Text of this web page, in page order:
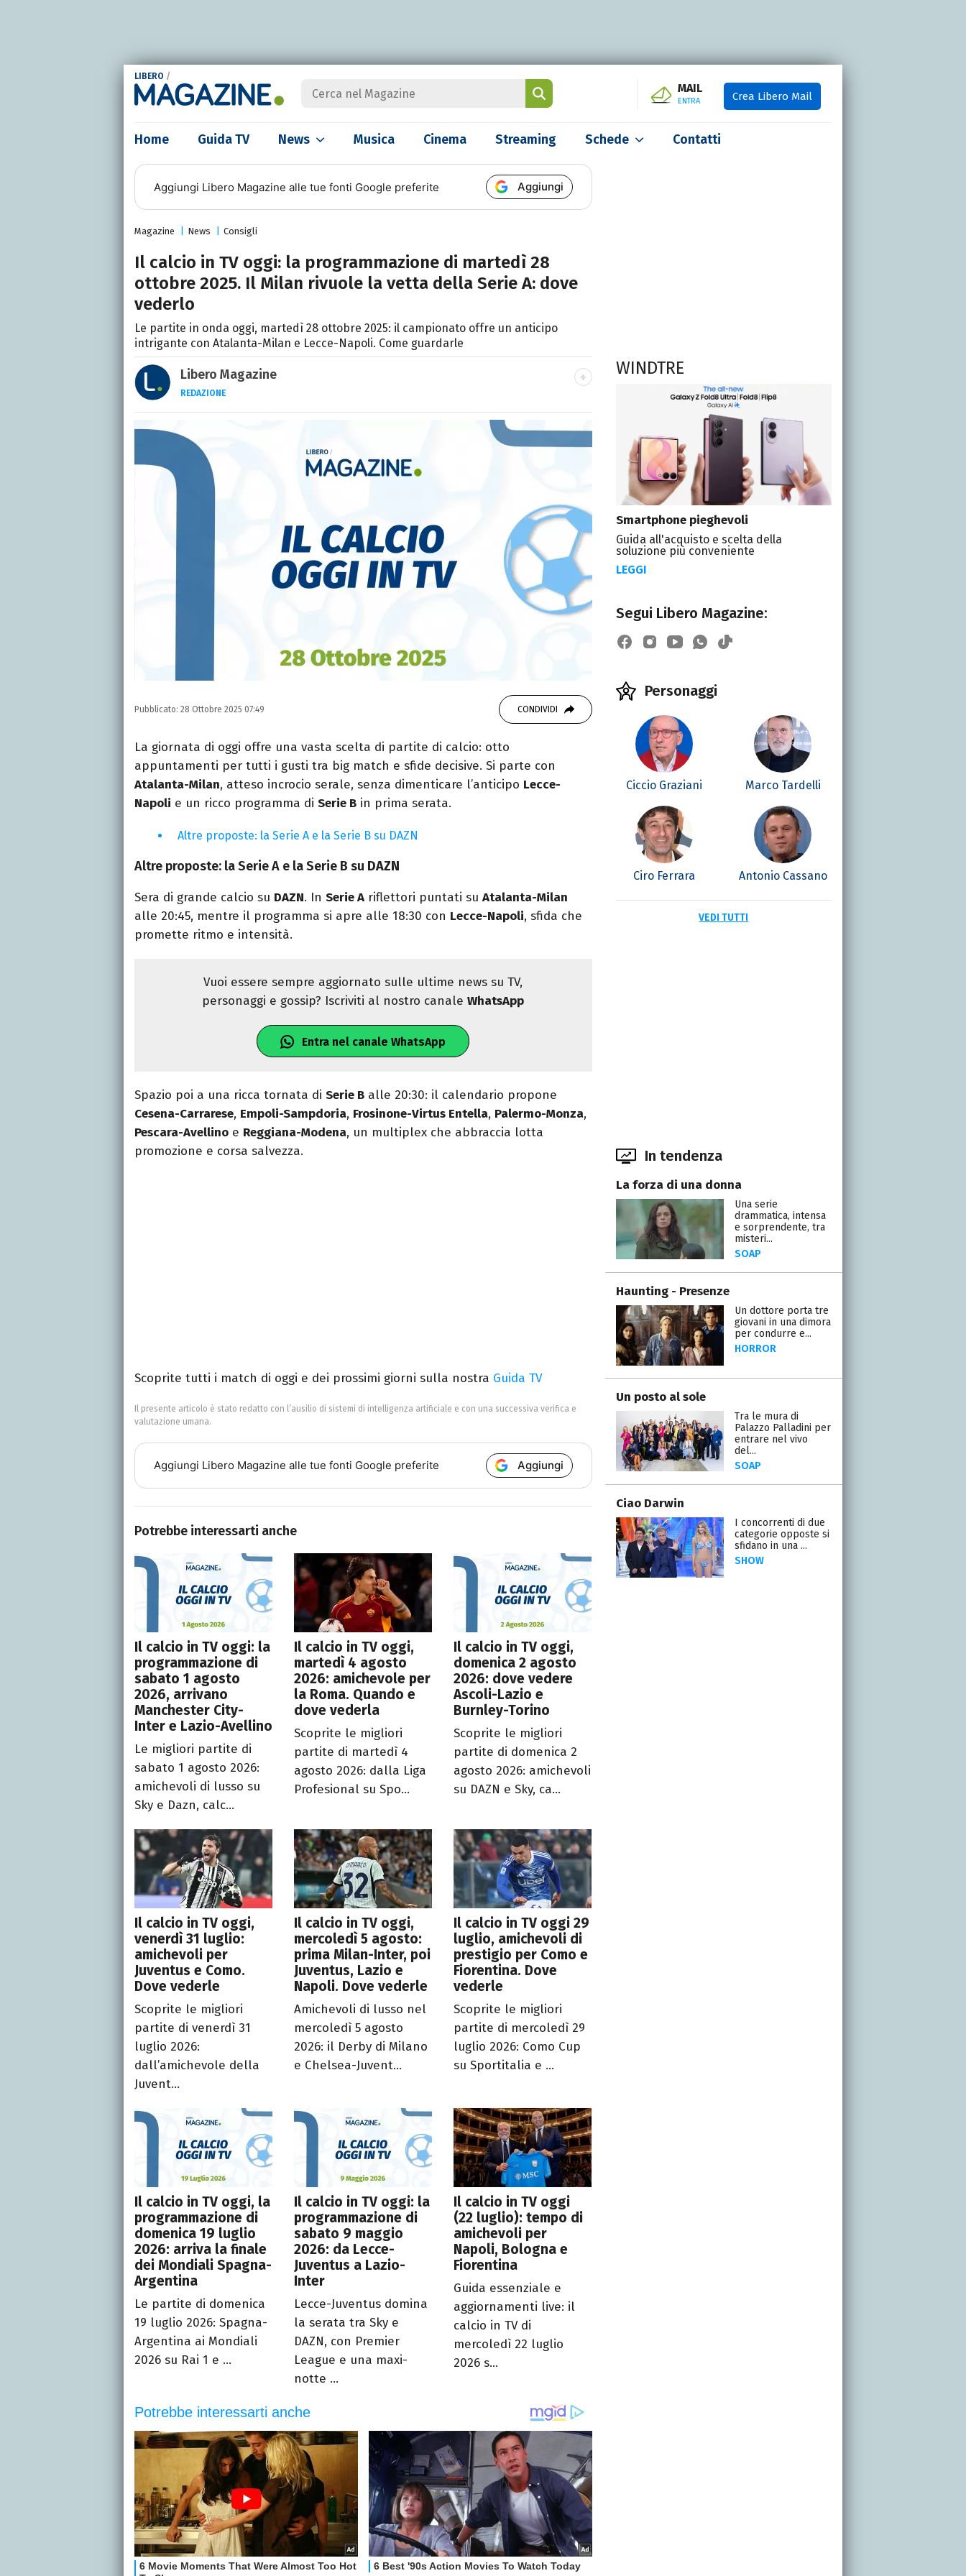
LIBERO /
MAIL
ENTRA Crea Libero Mail
Home Guida TV News Musica Cinema Streaming Schede Contatti
Aggiungi Libero Magazine alle tue fonti Google preferite Aggiungi
Magazine News Consigli
Il calcio in TV oggi: la programmazione di martedì 28
ottobre 2025. Il Milan rivuole la vetta della Serie A: dove
vederlo
Le partite in onda oggi, martedì 28 ottobre 2025: il campionato offre un anticipo
intrigante con Atalanta-Milan e Lecce-Napoli. Come guardarle
Libero Magazine
REDAZIONE
E-MAIL
INSTAGRAM FACEBOOK
Libero Magazine è il canale del portale Libero.it dedicato al mondo
della televisione, dello spettacolo e del gossip.
Pubblicato: 28 Ottobre 2025 07:49 CONDIVIDI
La giornata di oggi offre una vasta scelta di partite di calcio: otto
appuntamenti per tutti i gusti tra big match e sfide decisive. Si parte con
Atalanta-Milan, atteso incrocio serale, senza dimenticare l’anticipo Lecce-
Napoli e un ricco programma di Serie B in prima serata.
Altre proposte: la Serie A e la Serie B su DAZN
Altre proposte: la Serie A e la Serie B su DAZN
Sera di grande calcio su DAZN. In Serie Ariflettori puntati su Atalanta-Milan
alle 20:45, mentre il programma si apre alle 18:30 con Lecce-Napoli, sfida che
promette ritmo e intensità.
Vuoi essere sempre aggiornato sulle ultime news su TV,
personaggi e gossip? Iscriviti al nostro canaleWhatsApp
Entra nel canale WhatsApp
Spazio poi a una ricca tornata di Serie B alle 20:30: il calendario propone
Cesena-Carrarese, Empoli-Sampdoria, Frosinone-Virtus Entella, Palermo-Monza,
Pescara-Avellino e Reggiana-Modena, un multiplex che abbraccia lotta
promozione e corsa salvezza.
Scoprite tutti i match di oggi e dei prossimi giorni sulla nostra Guida TV
Il presente articolo è stato redatto con l’ausilio di sistemi di intelligenza artificiale e con una successiva verifica e
valutazione umana.
Aggiungi Libero Magazine alle tue fonti Google preferite Aggiungi
Potrebbe interessarti anche
Il calcio in TV oggi: la
programmazione di
sabato 1 agosto
2026, arrivano
Manchester City-
Inter e Lazio-Avellino
Le migliori partite di
sabato 1 agosto 2026:
amichevoli di lusso su
Sky e Dazn, calc...
Il calcio in TV oggi,
martedì 4 agosto
2026: amichevole per
la Roma. Quando e
dove vederla
Scoprite le migliori
partite di martedì 4
agosto 2026: dalla Liga
Profesional su Spo...
Il calcio in TV oggi,
domenica 2 agosto
2026: dove vedere
Ascoli-Lazio e
Burnley-Torino
Scoprite le migliori
partite di domenica 2
agosto 2026: amichevoli
su DAZN e Sky, ca...
Il calcio in TV oggi,
venerdì 31 luglio:
amichevoli per
Juventus e Como.
Dove vederle
Scoprite le migliori
partite di venerdì 31
luglio 2026:
dall’amichevole della
Juvent...
Il calcio in TV oggi,
mercoledì 5 agosto:
prima Milan-Inter, poi
Juventus, Lazio e
Napoli. Dove vederle
Amichevoli di lusso nel
mercoledì 5 agosto
2026: il Derby di Milano
e Chelsea-Juvent...
Il calcio in TV oggi 29
luglio, amichevoli di
prestigio per Como e
Fiorentina. Dove
vederle
Scoprite le migliori
partite di mercoledì 29
luglio 2026: Como Cup
su Sportitalia e ...
Il calcio in TV oggi, la
programmazione di
domenica 19 luglio
2026: arriva la finale
dei Mondiali Spagna-
Argentina
Le partite di domenica
19 luglio 2026: Spagna-
Argentina ai Mondiali
2026 su Rai 1 e ...
Il calcio in TV oggi: la
programmazione di
sabato 9 maggio
2026: da Lecce-
Juventus a Lazio-
Inter
Lecce-Juventus domina
la serata tra Sky e
DAZN, con Premier
League e una maxi-
notte ...
Il calcio in TV oggi
(22 luglio): tempo di
amichevoli per
Napoli, Bologna e
Fiorentina
Guida essenziale e
aggiornamenti live: il
calcio in TV di
mercoledì 22 luglio
2026 s...
WINDTRE
Smartphone pieghevoli
Guida all'acquisto e scelta della
soluzione più conveniente
LEGGI
Segui Libero Magazine:
Personaggi
Ciccio Graziani Marco Tardelli
Ciro Ferrara Antonio Cassano
VEDI TUTTI
In tendenza
La forza di una donna
Una serie
drammatica, intensa
e sorprendente, tra
misteri...
SOAP
Haunting - Presenze
Un dottore porta tre
giovani in una dimora
per condurre e...
HORROR
Un posto al sole
Tra le mura di
Palazzo Palladini per
entrare nel vivo
del...
SOAP
Ciao Darwin
I concorrenti di due
categorie opposte si
sfidano in una ...
SHOW